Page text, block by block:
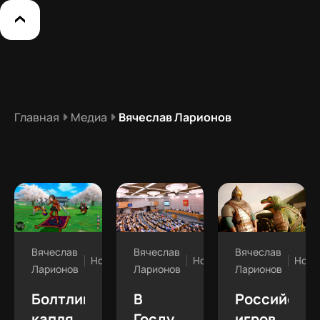
Главная Медиа Вячеслав Ларионов
Вячеслав
Ларионов
Новости
Болтливая
Вячеслав
Ларионов
Новости
В
Вячеслав
Ларионов